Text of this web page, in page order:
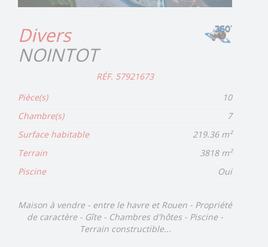
Divers
NOINTOT
RÉF. 57921673
Pièce(s)
10
Chambre(s)
7
Surface habitable
219.36 m²
Terrain
3818 m²
Piscine
Oui
Maison à vendre - entre le havre et Rouen - Propriété
de caractère - Gîte - Chambres d'hôtes - Piscine -
Terrain constructible...